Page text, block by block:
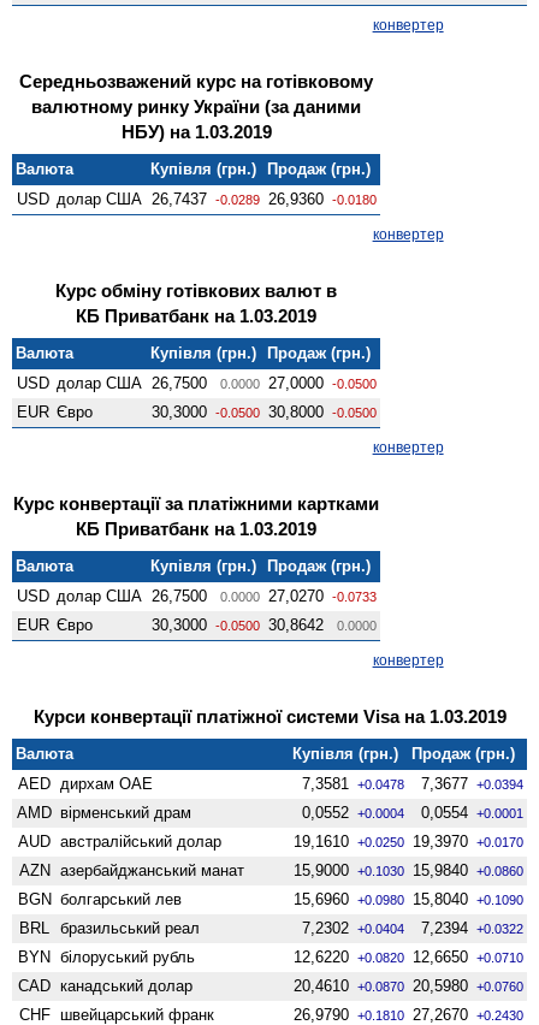
конвертер
Середньозважений курс на готівковому
валютному ринку України (за даними
НБУ) на 1.03.2019
Валюта Купівля (грн.)
Продаж (грн.)
USD долар США 26,7437 -0.0289 26,9360 -0.0180
конвертер
Курс обміну готівкових валют в
КБ Приватбанк на 1.03.2019
Валюта Купівля (грн.)
Продаж (грн.)
USD долар США 26,7500 0.0000 27,0000 -0.0500
EUR Євро 30,3000 -0.0500 30,8000 -0.0500
конвертер
Курс конвертації за платіжними картками
КБ Приватбанк на 1.03.2019
Валюта Купівля (грн.)
Продаж (грн.)
USD долар США 26,7500 0.0000 27,0270 -0.0733
EUR Євро 30,3000 -0.0500 30,8642 0.0000
конвертер
Курси конвертації платіжної системи Visa на 1.03.2019
Валюта Купівля (грн.)
Продаж (грн.)
AED дирхам ОАЕ 7,3581 +0.0478 7,3677 +0.0394
AMD вiрменський драм 0,0552 +0.0004 0,0554 +0.0001
AUD австралійський долар 19,1610 +0.0250 19,3970 +0.0170
AZN азербайджанський манат 15,9000 +0.1030 15,9840 +0.0860
BGN болгарський лев 15,6960 +0.0980 15,8040 +0.1090
BRL бразильський реал 7,2302 +0.0404 7,2394 +0.0322
BYN білоруський рубль 12,6220 +0.0820 12,6650 +0.0710
CAD канадський долар 20,4610 +0.0870 20,5980 +0.0760
CHF швейцарський франк 26,9790 +0.1810 27,2670 +0.2430